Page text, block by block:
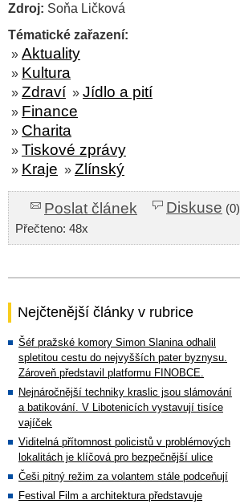
Zdroj: Soňa Ličková
Tématické zařazení:
» Aktuality
» Kultura
» Zdraví » Jídlo a pití
» Finance
» Charita
» Tiskové zprávy
» Kraje » Zlínský
Poslat článek Diskuse (0)
Přečteno: 48x
Nejčtenější články v rubrice
Šéf pražské komory Simon Slanina odhalil
spletitou cestu do nejvyšších pater byznysu.
Zároveň představil platformu FINOBCE.
Nejnáročnější techniky kraslic jsou slámování
a batikování. V Libotenicích vystavují tisíce
vajíček
Viditelná přítomnost policistů v problémových
lokalitách je klíčová pro bezpečnější ulice
Češi pitný režim za volantem stále podceňují
Festival Film a architektura představuje